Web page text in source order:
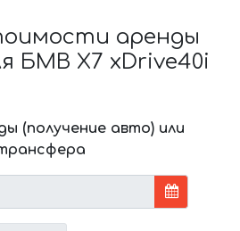
аренды
БМВ X7 xDrive40i
(получение авто) или